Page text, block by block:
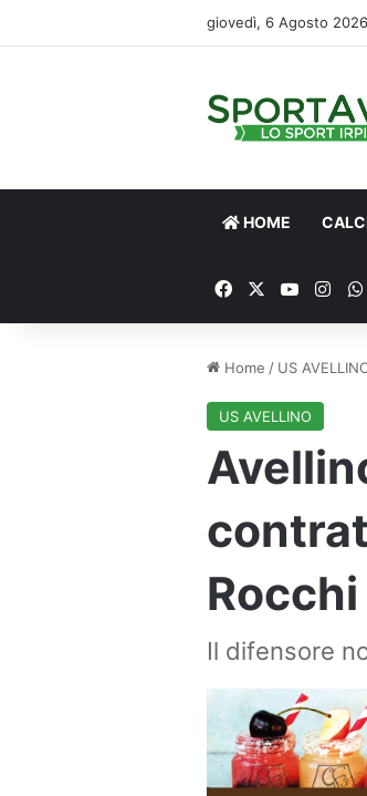
giovedì, 6 Agosto 2026
HOME
FacebookYou Tube
Home / US
US AVELLINO
Rocchi
Il difensore